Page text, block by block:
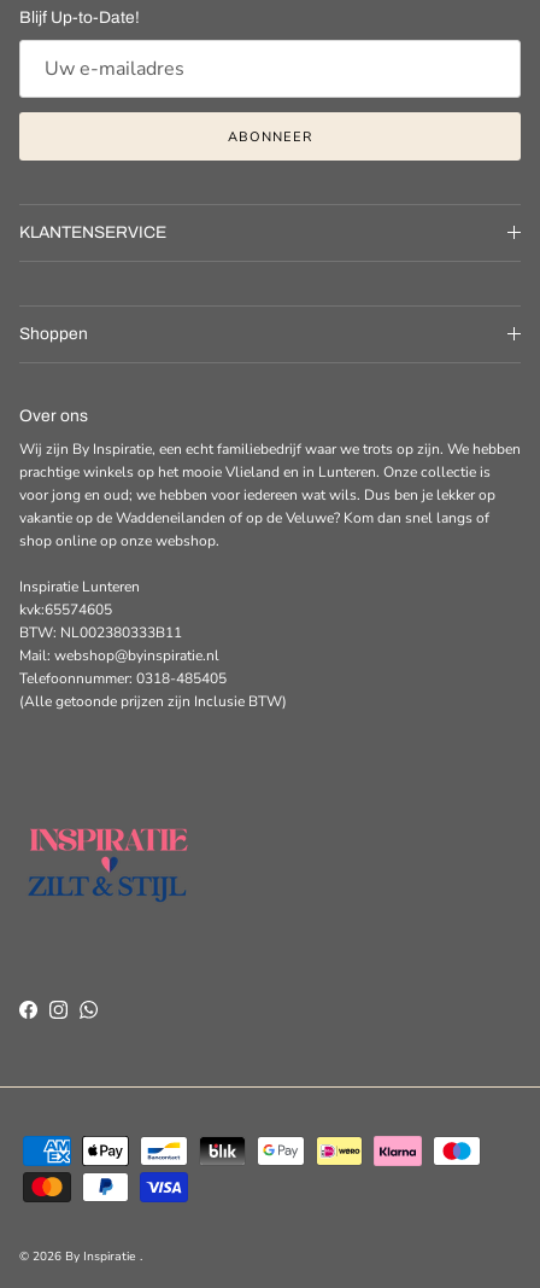
Blijf Up-to-Date!
ABONNEER
KLANTENSERVICE
Shoppen
Over ons
Wij zijn By Inspiratie, een echt familiebedrijf waar we trots op zijn. We hebben
prachtige winkels op het mooie Vlieland en in Lunteren. Onze collectie is
voor jong en oud; we hebben voor iedereen wat wils. Dus ben je lekker op
vakantie op de Waddeneilanden of op de Veluwe? Kom dan snel langs of
shop online op onze webshop.
Inspiratie Lunteren
kvk:65574605
BTW: NL002380333B11
Mail: webshop@byinspiratie.nl
Telefoonnummer: 0318-485405
(Alle getoonde prijzen zijn Inclusie BTW)
Facebook
InstagramWhatsApp
© 2026 By Inspiratie .